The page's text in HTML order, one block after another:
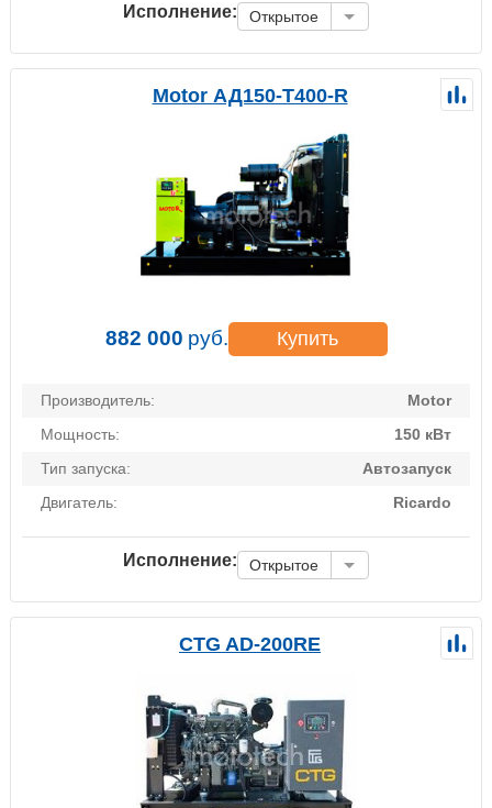
Исполнение: Открытое
Motor АД150-Т400-R
882 000 руб. Купить
Производитель:
Motor
Мощность:
150 кВт
Тип запуска:
Автозапуск
Двигатель:
Ricardo
Исполнение: Открытое
CTG AD-200RE